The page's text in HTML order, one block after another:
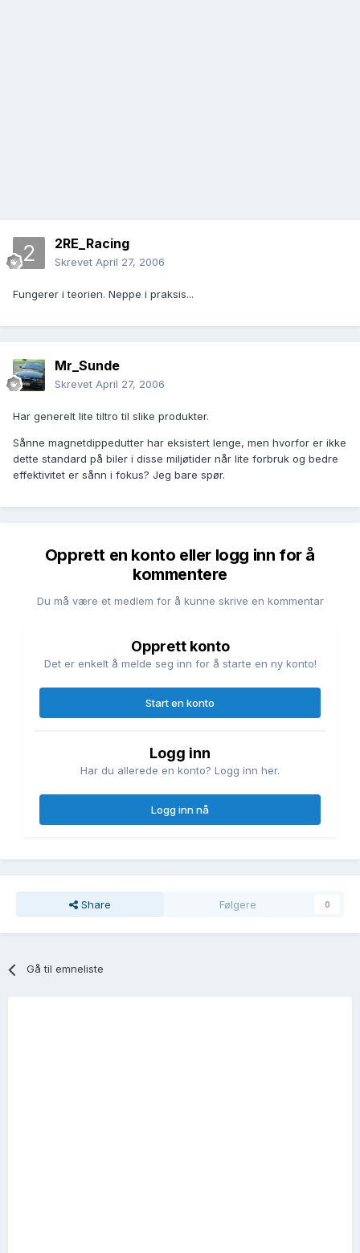
2RE_Racing
Skrevet April 27, 2006
Fungerer i teorien. Neppe i praksis...
Mr_Sunde
Skrevet April 27, 2006
Har generelt lite tiltro til slike produkter.
Sånne magnetdippedutter har eksistert lenge, men hvorfor er ikke
dette standard på biler i disse miljøtider når lite forbruk og bedre
effektivitet er sånn i fokus? Jeg bare spør.
Opprett en konto eller logg inn for å
kommentere
Du må være et medlem for å kunne skrive en kommentar
Opprett konto
Det er enkelt å melde seg inn for å starte en ny konto!
Start en konto
Logg inn
Har du allerede en konto? Logg inn her.
Logg inn nå
Share Følgere 0
Gå til emneliste